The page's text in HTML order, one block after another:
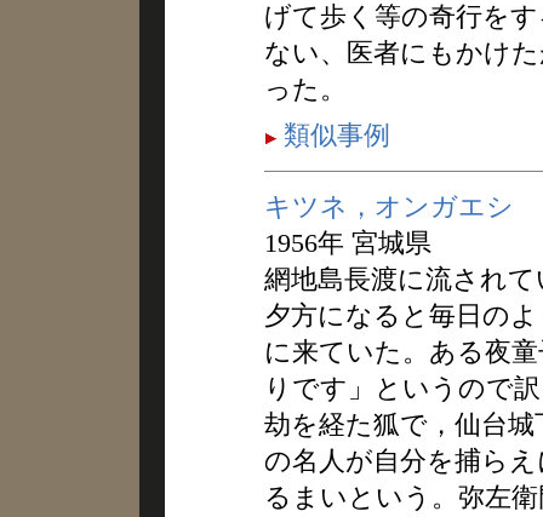
げて歩く等の奇行を
ない、医者にもかけ
った。
類似事例
キツネ，オンガエシ
1956年 宮城県
網地島長渡に流され
夕方になると毎日の
に来ていた。ある夜
りです」というので
劫を経た狐で，仙台
の名人が自分を捕ら
るまいという。弥左